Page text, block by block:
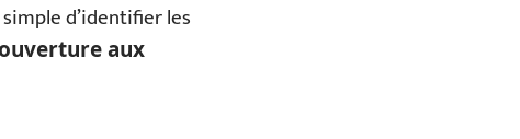
d’identifier les
aux